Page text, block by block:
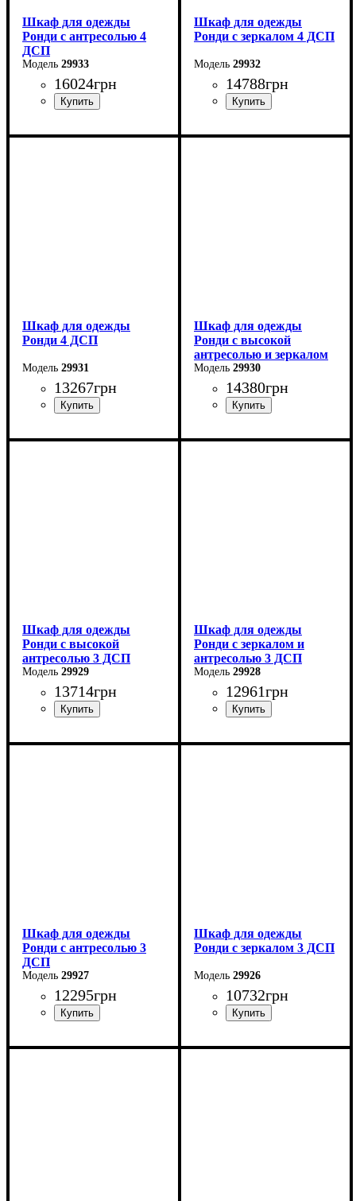
Шкаф для одежды
Ронди с антресолью 4
ДСП
29933
16024грн
Ширина: 160 см
Шкаф для одежды
Ронди с зеркалом 4 ДСП
29932
14788грн
Ширина: 160 см
Шкаф для одежды
Ронди 4 ДСП
29931
13267грн
Ширина: 160 см
Шкаф для одежды
Ронди с высокой
антресолью и зеркалом
3 ДСП 29930
14380грн
Ширина: 121 см
Шкаф для одежды
Ронди с высокой
антресолью 3 ДСП
29929
13714грн
Ширина: 121 см
Шкаф для одежды
Ронди с зеркалом и
антресолью 3 ДСП
29928
12961грн
Ширина: 121 см
Шкаф для одежды
Ронди с антресолью 3
ДСП
29927
12295грн
Ширина: 121 см
Шкаф для одежды
Ронди с зеркалом 3 ДСП
29926
10732грн
Ширина: 121 см